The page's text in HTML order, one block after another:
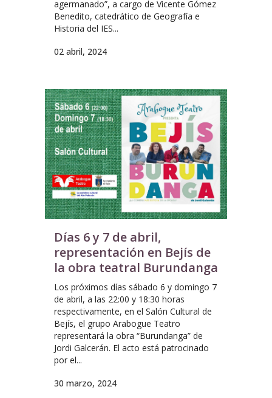
agermanado”, a cargo de Vicente Gómez
Benedito, catedrático de Geografía e
Historia del IES...
02 abril, 2024
Días 6 y 7 de abril,
representación en Bejís de
la obra teatral Burundanga
Los próximos días sábado 6 y domingo 7
de abril, a las 22:00 y 18:30 horas
respectivamente, en el Salón Cultural de
Bejís, el grupo Arabogue Teatro
representará la obra “Burundanga” de
Jordi Galcerán. El acto está patrocinado
por el...
30 marzo, 2024